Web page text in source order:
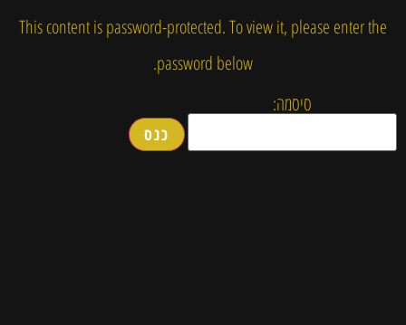
This content is password-protected. To view it, please enter the
password below.
סיסמה: